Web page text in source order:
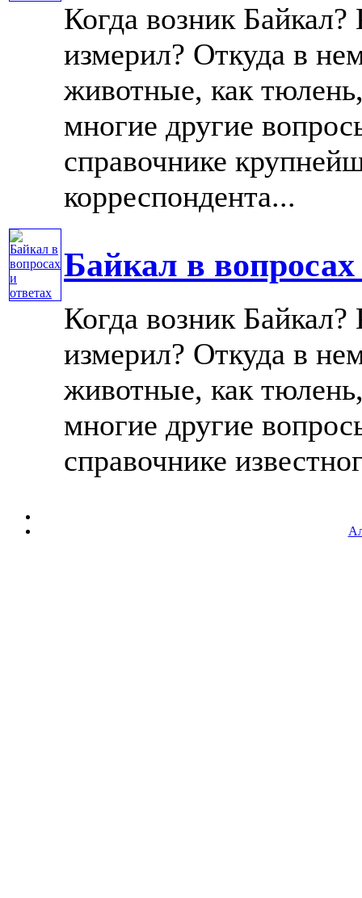
Когда возник Байкал?
измерил? Откуда в
животные, как
многие другие
справочнике
корреспондента...
Байкал в вопросах
Когда возник Байкал?
измерил? Откуда в
животные, как
многие другие
справочнике